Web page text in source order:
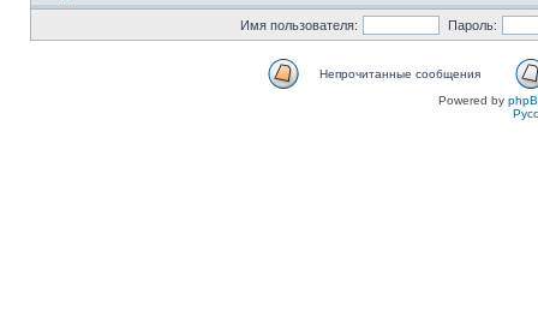
Имя пользователя: Пароль:
Непрочитанные сообщения
Powered by